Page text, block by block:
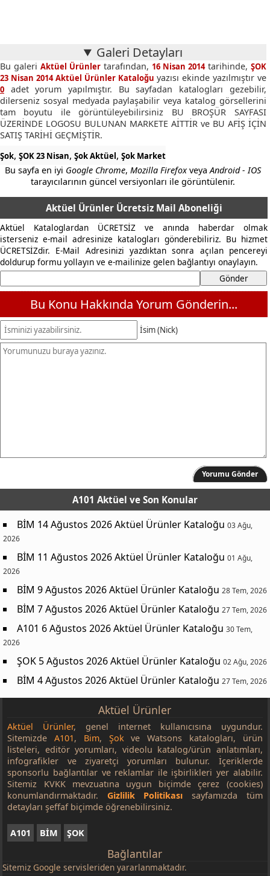
Galeri Detayları
Bu galeri Aktüel Ürünlertarafından, 16 Nisan 2014tarihinde, ŞOK
23 Nisan 2014 Aktüel Ürünler Kataloğu yazısı ekinde yazılmıştır ve
0 adet yorum yapılmıştır. Bu sayfadan katalogları gezebilir,
dilerseniz sosyal medyada paylaşabilir veya katalog görsellerini
tam boyutu ile görüntüleyebilirsiniz BU BROŞÜR SAYFASI
ÜZERİNDE LOGOSU BULUNAN MARKETE AİTTİR ve BU AFİŞ İÇİN
SATIŞ TARİHİ GEÇMİŞTİR.
Şok, ŞOK 23 Nisan, Şok Aktüel, Şok Market
Bu sayfa en iyi Google Chrome,Mozilla Firefox veyaAndroid - IOS
tarayıcılarının güncel versiyonları ile görüntülenir.
Aktüel Ürünler Ücretsiz Mail Aboneliği
Aktüel Kataloglardan ÜCRETSİZ ve anında haberdar olmak
isterseniz e-mail adresinize katalogları gönderebiliriz. Bu hizmet
ÜCRETSİZdir. E-Mail Adresinizi yazdıktan sonra açılan pencereyi
doldurup formu yollayın ve e-mailinize gelen bağlantıyı onaylayın.
Bu Konu Hakkında Yorum Gönderin...
İsim (Nick)
Yorumu Gönder
A101 Aktüel ve Son Konular
BİM 14 Ağustos 2026 Aktüel Ürünler Kataloğu 03 Ağu,
2026
BİM 11 Ağustos 2026 Aktüel Ürünler Kataloğu 01 Ağu,
2026
BİM 9 Ağustos 2026 Aktüel Ürünler Kataloğu 28 Tem, 2026
BİM 7 Ağustos 2026 Aktüel Ürünler Kataloğu 27 Tem, 2026
A101 6 Ağustos 2026 Aktüel Ürünler Kataloğu 30 Tem,
2026
ŞOK 5 Ağustos 2026 Aktüel Ürünler Kataloğu 02 Ağu, 2026
BİM 4 Ağustos 2026 Aktüel Ürünler Kataloğu 27 Tem, 2026
Aktüel Ürünler
Aktüel Ürünler, genel internet kullanıcısına uygundur.
SitemizdeA101, Bim, Şokve Watsons katalogları, ürün
listeleri, editör yorumları, videolu katalog/ürün anlatımları,
infografikler ve ziyaretçi yorumları bulunur. İçeriklerde
sponsorlu bağlantılar ve reklamlar ile işbirlikleri yer alabilir.
Sitemiz KVKK mevzuatına uygun biçimde çerez (cookies)
konumlandırmaktadır. Gizlilik Politikası sayfamızda tüm
detayları şeffaf biçimde öğrenebilirsiniz.
A101 BİM ŞOK
Bağlantılar
Sitemiz Google servisleriden yararlanmaktadır.